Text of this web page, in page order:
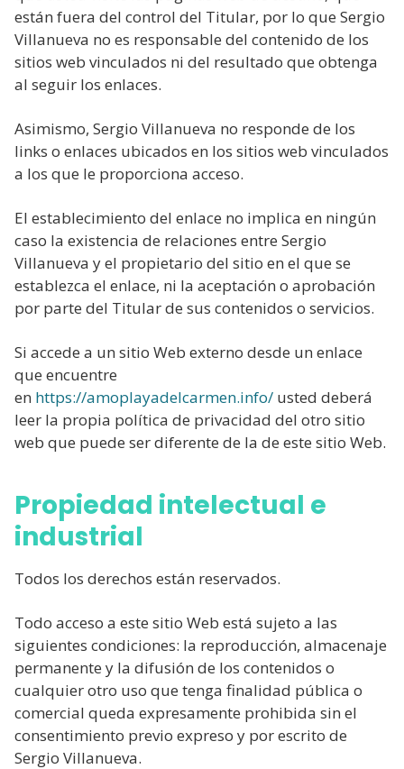
están fuera del control del Titular, por lo que Sergio
Villanueva no es responsable del contenido de los
sitios web vinculados ni del resultado que obtenga
al seguir los enlaces.
Asimismo, Sergio Villanueva no responde de los
links o enlaces ubicados en los sitios web vinculados
a los que le proporciona acceso.
El establecimiento del enlace no implica en ningún
caso la existencia de relaciones entre Sergio
Villanueva y el propietario del sitio en el que se
establezca el enlace, ni la aceptación o aprobación
por parte del Titular de sus contenidos o servicios.
Si accede a un sitio Web externo desde un enlace
que encuentre
en https://amoplayadelcarmen.info/ usted deberá
leer la propia política de privacidad del otro sitio
web que puede ser diferente de la de este sitio Web.
Propiedad intelectual e
industrial
Todos los derechos están reservados.
Todo acceso a este sitio Web está sujeto a las
siguientes condiciones: la reproducción, almacenaje
permanente y la difusión de los contenidos o
cualquier otro uso que tenga finalidad pública o
comercial queda expresamente prohibida sin el
consentimiento previo expreso y por escrito de
Sergio Villanueva.